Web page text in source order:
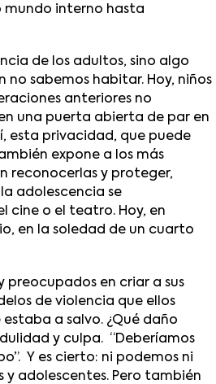
mundo interno hasta
de los adultos, sino algo
sabemos habitar. Hoy, niños
anteriores no
una puerta abierta de par en
esta privacidad, que puede
expone a los más
reconocerlas y proteger,
adolescencia se
cine o el teatro. Hoy, en
en la soledad de un cuarto
preocupados en criar a sus
de violencia que ellos
a salvo. ¿Qué daño
y culpa. “Deberíamos
Y es cierto: ni podemos ni
y adolescentes. Pero también